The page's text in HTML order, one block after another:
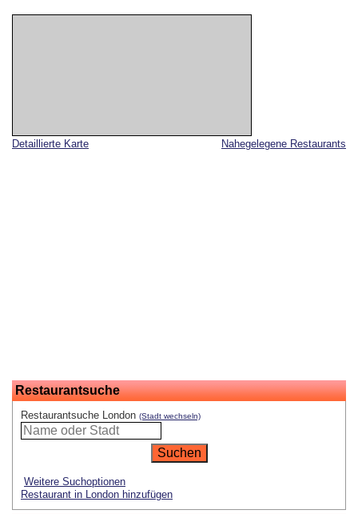
Nahegelegene Restaurants
Detaillierte Karte
Restaurantsuche
Restaurantsuche London (Stadt wechseln)
Weitere Suchoptionen
Restaurant in London hinzufügen